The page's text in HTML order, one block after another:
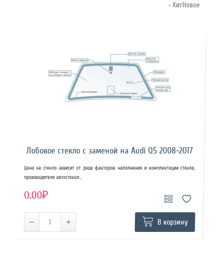
- ХитНовое
Лобовое стекло с заменой на Audi Q5 2008-2017
Цена на стекло зависит от ряда факторов: наполнения и комплектации стекла,
производителя автостекол...
0.00₽
В корзину